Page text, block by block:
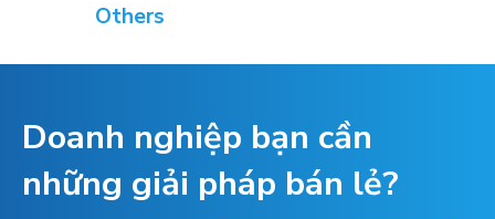
Others
Doanh nghiệp bạn cần
những giải pháp bán lẻ?